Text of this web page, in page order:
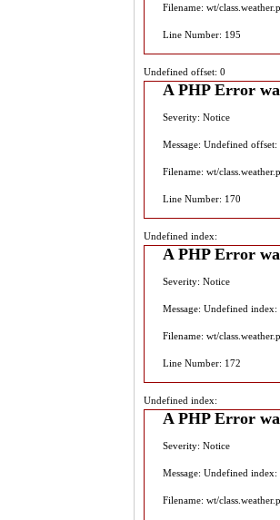
Filename: wt/
Line Number: 195
Undefined offset: 0
A PHP Error
Severity: Notice
Message: Undefined offset:
Filename: wt/
Line Number: 170
Undefined index:
A PHP Error
Severity: Notice
Message: Undefined index:
Filename: wt/
Line Number: 172
Undefined index:
A PHP Error
Severity: Notice
Message: Undefined index:
Filename: wt/